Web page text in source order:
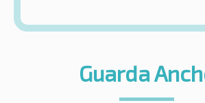
Guarda